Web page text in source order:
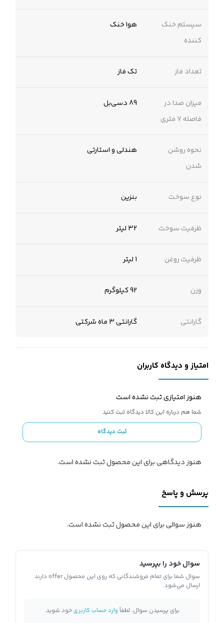
سیستم خنک
کننده
هوا خنک
تعداد فاز تک فاز
میزان صدا در
فاصله 7 متری
89 دسی‌بل
نحوه روشن
شدن
هندلی و استارتی
نوع سوخت بنزین
ظرفیت سوخت 32 لیتر
ظرفیت روغن 1 لیتر
وزن 92 کیلوگرم
گارانتی گارانتی 3 ماه شرکتی
امتیاز و دیدگاه کاربران
هنوز امتیازی ثبت نشده است
شما هم درباره این کالا دیدگاه ثبت کنید
ثبت دیدگاه
هنوز دیدگاهی برای این محصول ثبت نشده است.
پرسش و پاسخ
هنوز سوالی برای این محصول ثبت نشده است.
سوال خود را بپرسید
سوال شما برای تمام فروشندگانی که روی این محصول offer دارند
ارسال می‌شود.
برای پرسیدن سوال، لطفاًوارد حساب کاربریخود شوید.